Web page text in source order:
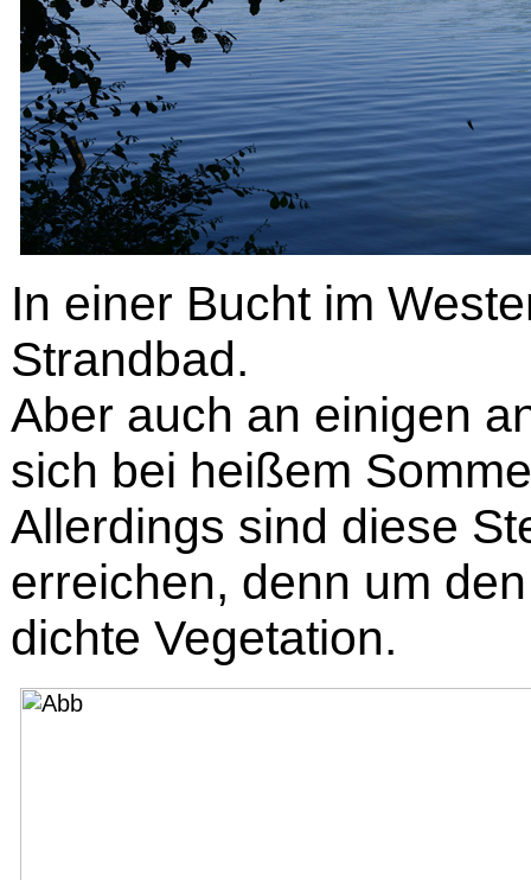
In einer Bucht im
Strandbad.
Aber auch an einigen
sich bei heißem
Allerdings sind diese
erreichen, denn um
dichte Vegetation.